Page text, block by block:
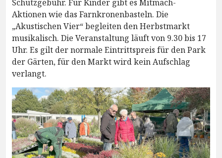
Schutzgebühr. Für Kinder gibt es Mitmach-
Aktionen wie das Farnkronenbasteln. Die
„Akustischen Vier“ begleiten den Herbstmarkt
musikalisch. Die Veranstaltung läuft von 9.30 bis 17
Uhr. Es gilt der normale Eintrittspreis für den Park
der Gärten, für den Markt wird kein Aufschlag
verlangt.